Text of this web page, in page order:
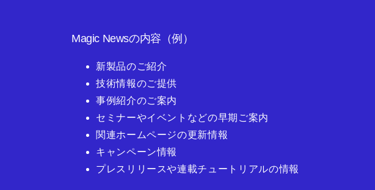
Magic Newsの内容（例）
新製品のご紹介
技術情報のご提供
事例紹介のご案内
セミナーやイベントなどの早期ご案内
関連ホームページの更新情報
キャンペーン情報
プレスリリースや連載チュートリアルの情報